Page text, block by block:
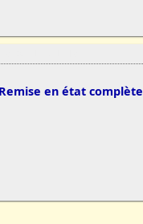
Remise en état